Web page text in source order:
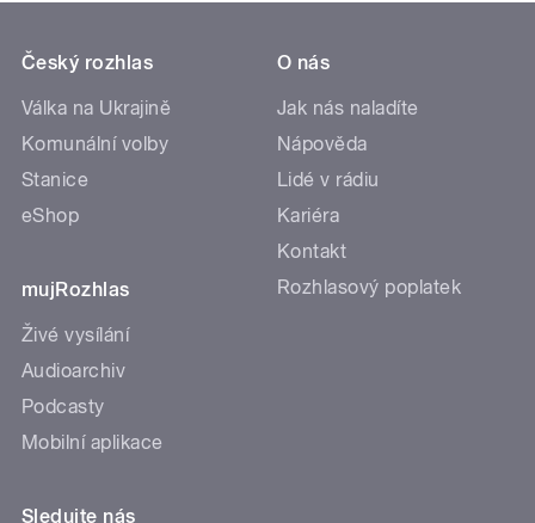
Český rozhlas
Válka na Ukrajině
Komunální volby
Stanice
eShop
mujRozhlas
Živé vysílání
Audioarchiv
Podcasty
Mobilní aplikace
O nás
Jak nás naladíte
Nápověda
Lidé v rádiu
Kariéra
Kontakt
Rozhlasový poplatek
Sledujte nás